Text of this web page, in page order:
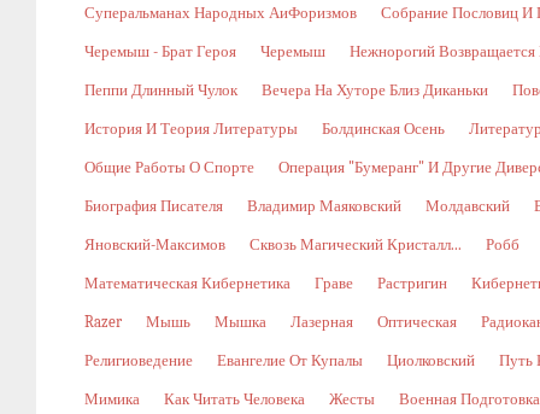
Суперальманах Народных АиФоризмов Собрание Пословиц И
Черемыш - Брат Героя Черемыш Нежнорогий
Пеппи Длинный Чулок Вечера На Хуторе Близ Диканьки
История И Теория Литературы Болдинская Осень
Общие Работы О Спорте Операция "Бумеранг" И Другие
Биография Писателя Владимир Маяковский Молдавский
Яновский-Максимов Сквозь Магический Кристалл... Робб
Математическая Кибернетика Граве Растригин
Razer Мышь Мышка Лазерная Оптическая
Религиоведение Евангелие От Купалы Циолковский Путь
Мимика Как Читать Человека Жесты Военная Подготовка